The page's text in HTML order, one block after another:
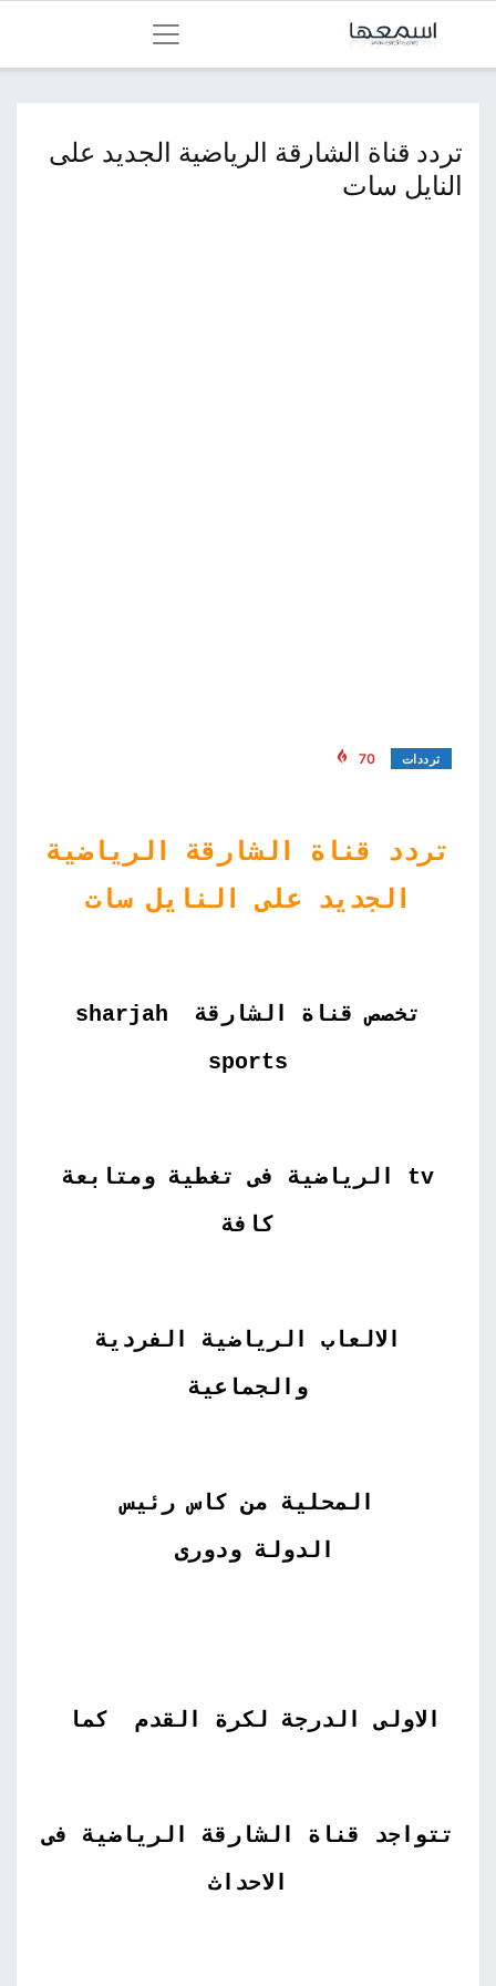
تردد قناة الشارقة الرياضية الجديد على
النايل سات
ترددات 70
تردد قناة الشارقة الرياضية
الجديد على النايل سات
تخصص قناة الشارقة sharjah
sports
tv الرياضية فى تغطية ومتابعة
كافة
الالعاب الرياضية الفردية
والجماعية
المحلية من كاس رئيس
الدولة ودورى
الاولى الدرجة لكرة القدم كما
تتواجد قناة الشارقة الرياضية فى
الاحداث